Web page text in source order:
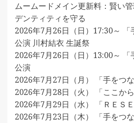
ムームードメイン更新料：賢い
デンティティを守る
2026年7月26日（日）17:30～ 「
公演 川村結衣 生誕祭
2026年7月26日（日）13:00～ 「
公演
2026年7月27日（月） 「手をつ
2026年7月28日（火） 「ここか
2026年7月29日（水） 「ＲＥＳ
2026年7月23日（木） 「手をつ